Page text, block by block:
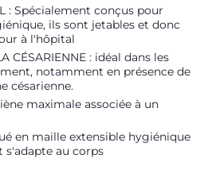
: Spécialement conçus pour
ils sont jetables et donc
à l'hôpital
CÉSARIENNE : idéal dans les
notamment en présence de
césarienne.
maximale associée à un
en maille extensible hygiénique
s'adapte au corps